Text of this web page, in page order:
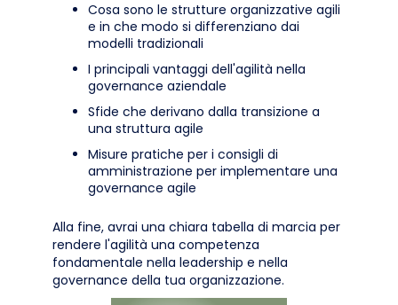
Cosa sono le strutture organizzative agili
e in che modo si differenziano dai
modelli tradizionali
I principali vantaggi dell'agilità nella
governance aziendale
Sfide che derivano dalla transizione a
una struttura agile
Misure pratiche per i consigli di
amministrazione per implementare una
governance agile
Alla fine, avrai una chiara tabella di marcia per
rendere l'agilità una competenza
fondamentale nella leadership e nella
governance della tua organizzazione.